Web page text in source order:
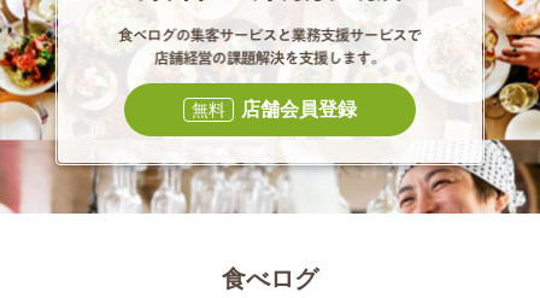
食べログの集
無料 店舗会員登録
食べログ